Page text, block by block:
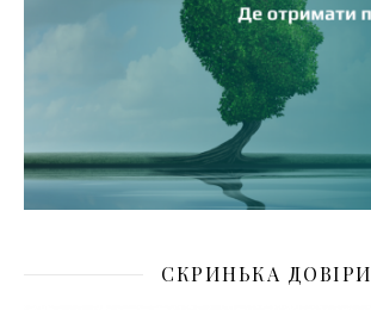
СКРИНЬКА ДОВІРИ